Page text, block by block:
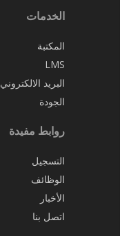
الخدمات
المكتبة
LMS
البريد الالكتروني
الجودة
روابط مفيدة
التسجيل
الوظائف
الأخبار
اتصل بنا